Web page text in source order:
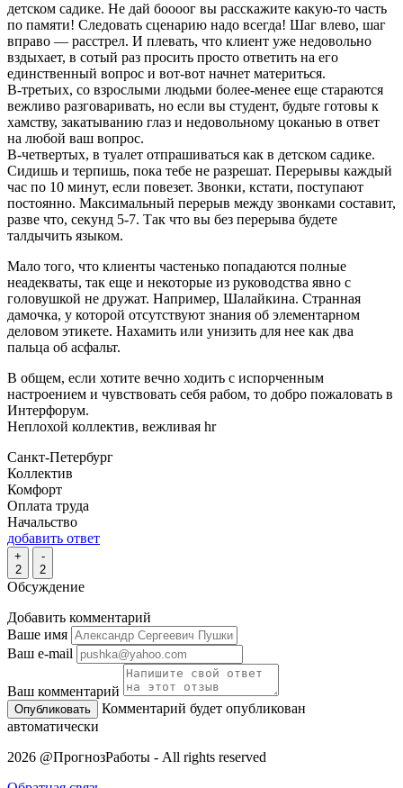
детском садике. Не дай боооог вы расскажите какую-то часть
по памяти! Следовать сценарию надо всегда! Шаг влево, шаг
вправо — расстрел. И плевать, что клиент уже недовольно
вздыхает, в сотый раз просить просто ответить на его
единственный вопрос и вот-вот начнет материться.
В-третьих, со взрослыми людьми более-менее еще стараются
вежливо разговаривать, но если вы студент, будьте готовы к
хамству, закатыванию глаз и недовольному цоканью в ответ
на любой ваш вопрос.
В-четвертых, в туалет отпрашиваться как в детском садике.
Сидишь и терпишь, пока тебе не разрешат. Перерывы каждый
час по 10 минут, если повезет. Звонки, кстати, поступают
постоянно. Максимальный перерыв между звонками составит,
разве что, секунд 5-7. Так что вы без перерыва будете
талдычить языком.
Мало того, что клиенты частенько попадаются полные
неадекваты, так еще и некоторые из руководства явно с
головушкой не дружат. Например, Шалайкина. Странная
дамочка, у которой отсутствуют знания об элементарном
деловом этикете. Нахамить или унизить для нее как два
пальца об асфальт.
В общем, если хотите вечно ходить с испорченным
настроением и чувствовать себя рабом, то добро пожаловать в
Интерфорум.
Неплохой коллектив, вежливая hr
Санкт-Петербург
Коллектив
Комфорт
Оплата труда
Начальство
добавить ответ
+
2
-
2
Обсуждение
Добавить комментарий
Ваше имя
Ваш e-mail
Ваш комментарий
Комментарий будет опубликован
автоматически
2026 @ПрогнозРаботы - All rights reserved